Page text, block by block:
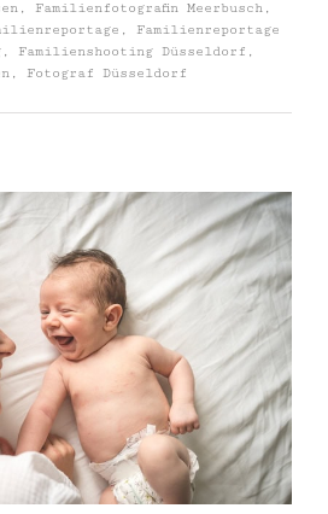
, Familienfotografin Meerbusch ,
, Familienreportage
, Familienshooting Düsseldorf ,
, Fotograf Düsseldorf